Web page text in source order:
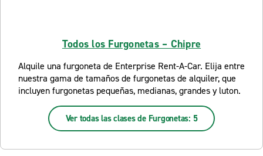
Todos los Furgonetas – Chipre
Alquile una furgoneta de Enterprise Rent-A-Car. Elija entre
nuestra gama de tamaños de furgonetas de alquiler, que
incluyen furgonetas pequeñas, medianas, grandes y luton.
Ver todas las clases de Furgonetas: 5